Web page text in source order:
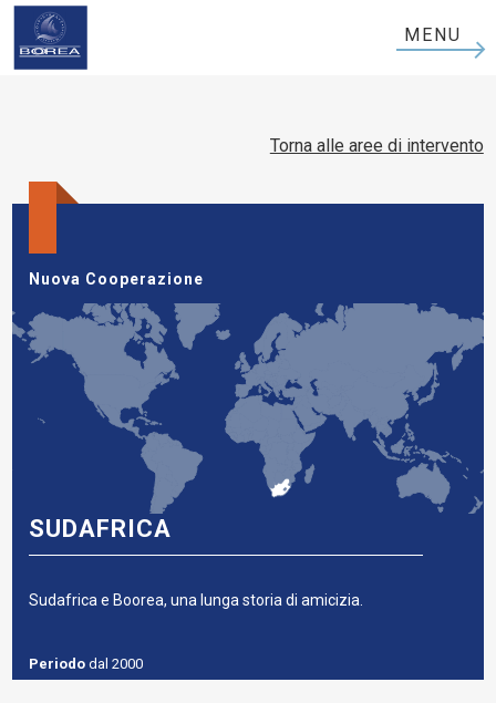
MENU
Torna alle aree di intervento
Nuova Cooperazione
SUDAFRICA
Sudafrica e Boorea, una lunga storia di amicizia.
Periododal 2000